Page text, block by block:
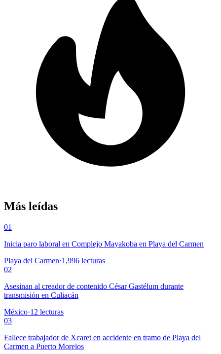
Más leídas
01
Inicia paro laboral en Complejo Mayakoba en Playa del Carmen
Playa del Carmen·1,996 lecturas
02
Asesinan al creador de contenido César Gastélum durante
transmisión en Culiacán
México·12 lecturas
03
Fallece trabajador de Xcaret en accidente en tramo de Playa del
Carmen a Puerto Morelos